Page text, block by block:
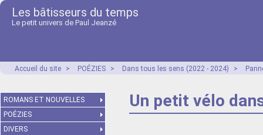
Les bâtisseurs du temps
Le petit univers de Paul Jeanzé
Accueil du site > POÉZIES > Dans tous les sens (2022 - 2024) >
Un petit vélo
ROMANS ET NOUVELLES
POÉZIES
DIVERS